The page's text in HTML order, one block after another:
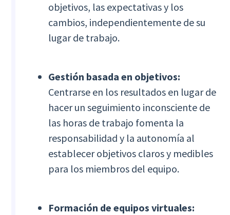
objetivos, las expectativas y los
cambios, independientemente de su
lugar de trabajo.
Gestión basada en objetivos:
Centrarse en los resultados en lugar de
hacer un seguimiento inconsciente de
las horas de trabajo fomenta la
responsabilidad y la autonomía al
establecer objetivos claros y medibles
para los miembros del equipo.
Formación de equipos virtuales: